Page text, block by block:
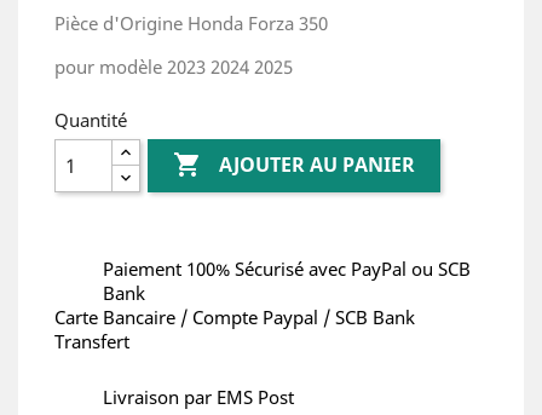
Pièce d'Origine Honda Forza 350
pour modèle 2023 2024 2025
Quantité
 AJOUTER AU PANIER
Paiement 100% Sécurisé avec PayPal ou SCB
Bank
Carte Bancaire / Compte Paypal / SCB Bank
Transfert
Livraison par EMS Post